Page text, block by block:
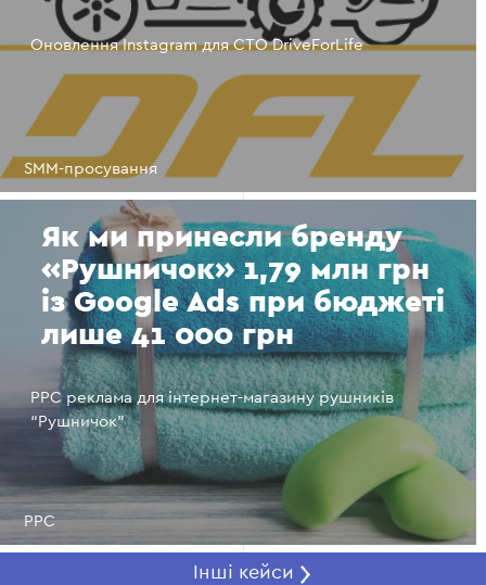
Оновлення Instagram для СТО DriveForLife
SMM-просування
Як ми принесли бренду
«Рушничок» 1,79 млн грн
із Google Ads при бюджеті
лише 41 000 грн
PPC реклама для інтернет-магазину рушників
“Рушничок”
PPC
Інші кейси